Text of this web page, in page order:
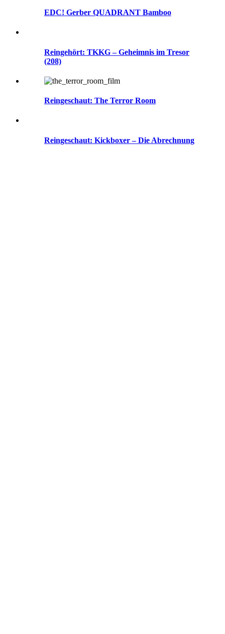
EDC! Gerber QUADRANT Bamboo
Reingehört: TKKG – Geheimnis im Tresor
(208)
Reingeschaut: The Terror Room
Reingeschaut: Kickboxer – Die Abrechnung